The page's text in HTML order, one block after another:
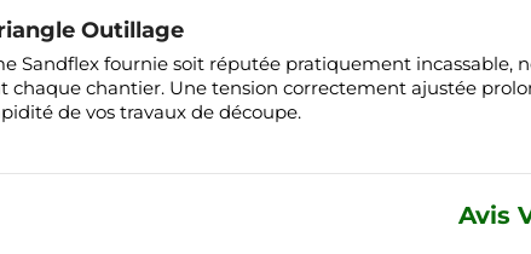
Outillage
Sandflex fournie soit réputée pratiquement
chaque chantier. Une tension correctement ajustée
de vos travaux de découpe.
Avis